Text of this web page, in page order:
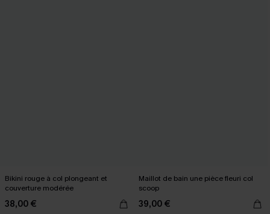
Bikini rouge à col plongeant et
couverture modérée
38,00 €
Maillot de bain une pièce fleuri col
scoop
39,00 €